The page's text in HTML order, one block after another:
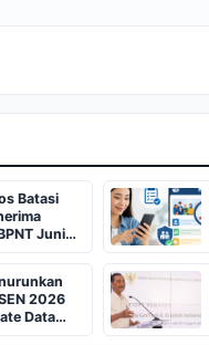
Batasi
Juni
2026
Data